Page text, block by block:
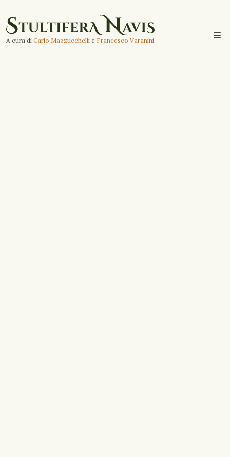
A cura di Carlo Mazzucchelli e Francesco Varanini